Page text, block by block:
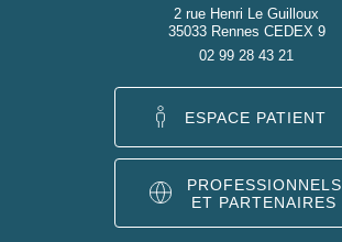
2 rue Henri Le Guilloux
35033 Rennes CEDEX 9
02 99 28 43 21
ESPACE PATIENT
PROFESSIONNELS
ET PARTENAIRES